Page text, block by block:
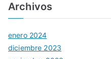
Archivos
enero 2024
diciembre 2023